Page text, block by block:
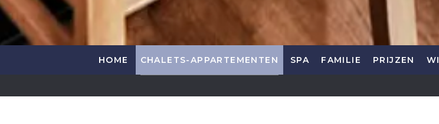
HOME CHALETS-APPARTEMENTEN SPA FAMILIE PRIJZEN